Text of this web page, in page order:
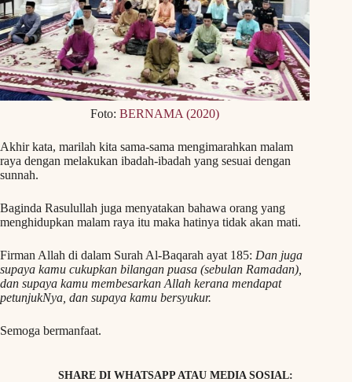
Foto:BERNAMA (2020)
Akhir kata, marilah kita sama-sama mengimarahkan malam
raya dengan melakukan ibadah-ibadah yang sesuai dengan
sunnah.
Baginda Rasulullah juga menyatakan bahawa orang yang
menghidupkan malam raya itu maka hatinya tidak akan mati.
Firman Allah di dalam Surah Al-Baqarah ayat 185: Dan juga
supaya kamu cukupkan bilangan puasa (sebulan Ramadan),
dan supaya kamu membesarkan Allah kerana mendapat
petunjukNya, dan supaya kamu bersyukur.
Semoga bermanfaat.
SHARE DI WHATSAPP ATAU MEDIA SOSIAL: